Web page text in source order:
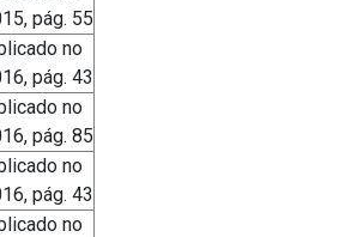
pág. 55
no
pág. 43
no
pág. 85
no
pág. 43
no